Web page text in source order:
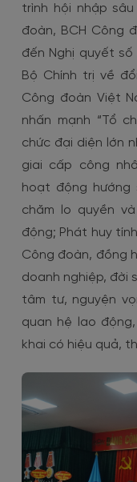
trình hội nhập
đoàn, BCH Công
đến Nghị quyết
Bộ Chính trị về
Công đoàn Việt
nhấn mạnh “Tổ
chức đại diện lớn
giai cấp công
hoạt động
chăm lo quyền
động; Phát huy
Công đoàn, đồng
doanh nghiệp, đời
tâm tư, nguyện
quan hệ lao
khai có hiệu quả,